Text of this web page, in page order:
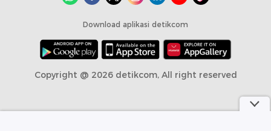
Download aplikasi detikcom
Copyright @ 2026 detikcom, All right reserved